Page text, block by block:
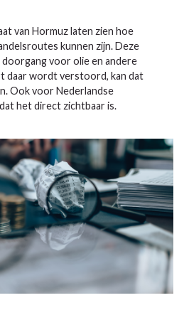
van Hormuz laten zien hoe
kunnen zijn. Deze
voor olie en andere
wordt verstoord, kan dat
Ook voor Nederlandse
het direct zichtbaar is.